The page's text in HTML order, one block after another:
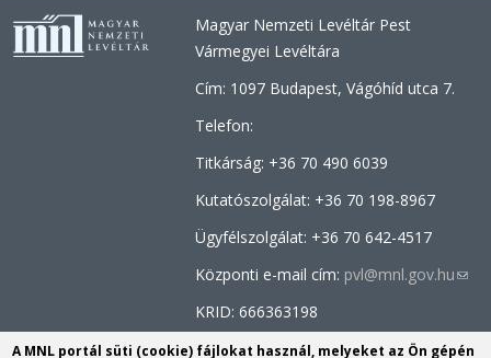
Magyar Nemzeti Levéltár Pest
Vármegyei Levéltára
Cím: 1097 Budapest, Vágóhíd utca 7.
Telefon:
Titkárság: +36 70 490 6039
Kutatószolgálat: +36 70 198-8967
Ügyfélszolgálat: +36 70642-4517
Központi e-mail cím: pvl@mnl.gov.hu(link
e-
mail)
KRID: 666363198
Facebook oldal: MNL Pest Megyei
A MNL portál süti (cookie) fájlokat használ, melyeket az Ön gépén